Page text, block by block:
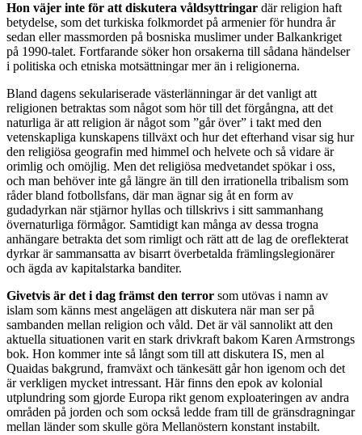
Hon väjer inte för att diskutera våldsyttringar där religion haft
betydelse, som det turkiska folkmordet på armenier för hundra år
sedan eller massmorden på bosniska muslimer under Balkankriget
på 1990-talet. Fortfarande söker hon orsakerna till sådana händelser
i politiska och etniska motsättningar mer än i religionerna.
Bland dagens sekulariserade västerlänningar är det vanligt att
religionen betraktas som något som hör till det förgångna, att det
naturliga är att religion är något som ”går över” i takt med den
vetenskapliga kunskapens tillväxt och hur det efterhand visar sig hur
den religiösa geografin med himmel och helvete och så vidare är
orimlig och omöjlig. Men det religiösa medvetandet spökar i oss,
och man behöver inte gå längre än till den irrationella tribalism som
råder bland fotbollsfans, där man ägnar sig åt en form av
gudadyrkan när stjärnor hyllas och tillskrivs i sitt sammanhang
övernaturliga förmågor. Samtidigt kan många av dessa trogna
anhängare betrakta det som rimligt och rätt att de lag de oreflekterat
dyrkar är sammansatta av bisarrt överbetalda främlingslegionärer
och ägda av kapitalstarka banditer.
Givetvis är det i dag främst den terror som utövas i namn av
islam som känns mest angelägen att diskutera när man ser på
sambanden mellan religion och våld. Det är väl sannolikt att den
aktuella situationen varit en stark drivkraft bakom Karen Armstrongs
bok. Hon kommer inte så långt som till att diskutera IS, men al
Quaidas bakgrund, framväxt och tänkesätt går hon igenom och det
är verkligen mycket intressant. Här finns den epok av kolonial
utplundring som gjorde Europa rikt genom exploateringen av andra
områden på jorden och som också ledde fram till de gränsdragningar
mellan länder som skulle göra Mellanöstern konstant instabilt.